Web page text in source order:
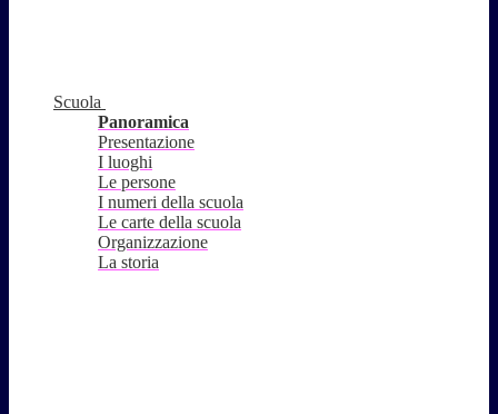
Scuola
Panoramica
Presentazione
I luoghi
Le persone
I numeri della scuola
Le carte della scuola
Organizzazione
La storia